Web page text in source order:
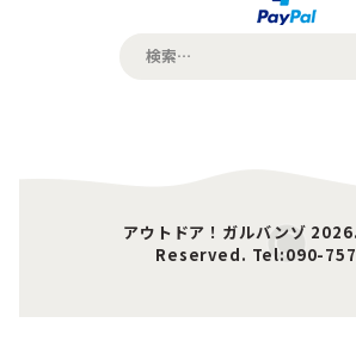
アウトドア！ガルバンゾ
Reserved. Tel:090-